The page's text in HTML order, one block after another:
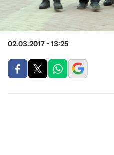
02.03.2017 - 13:25